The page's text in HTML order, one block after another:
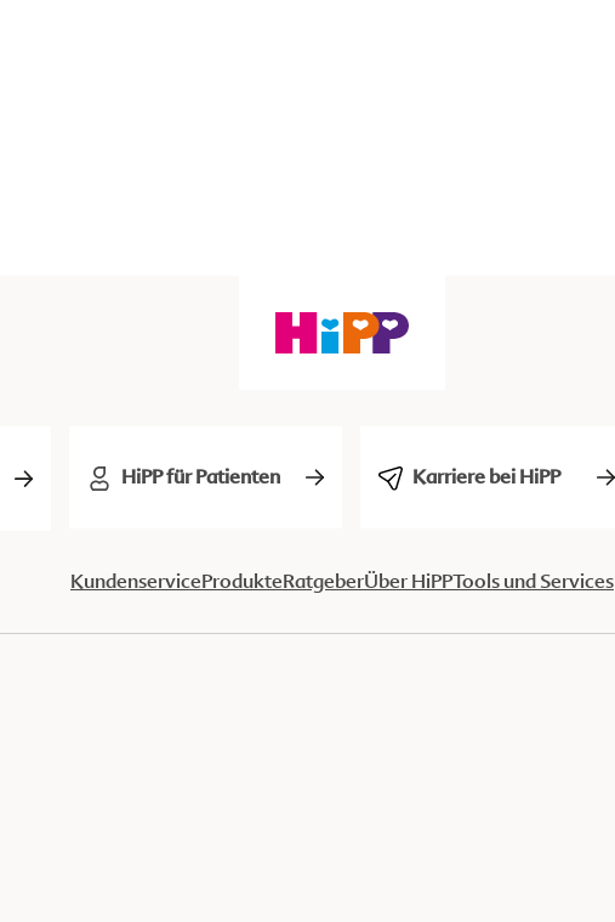
HiPP für Patienten Karriere bei HiPP
KundenserviceProdukteRatgeberÜber HiPPTools und Services